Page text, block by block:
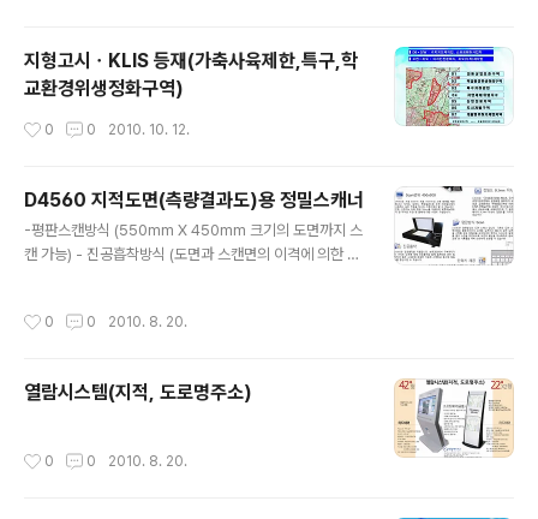
지형고시ㆍKLIS 등재(가축사육제한,특구,학
교환경위생정화구역)
0 0 2010. 10. 12.
D4560 지적도면(측량결과도)용 정밀스캐너
-평판스캔방식 (550mm X 450mm 크기의 도면까지 스
캔 가능) - 진공흡착방식 (도면과 스캔면의 이격에 의한 왜
이내 ( 국가인증기관의 시험성적서 보유) - 협소한 지적 서
하 -
0 0 2010. 8. 20.
열람시스템(지적, 도로명주소)
0 0 2010. 8. 20.